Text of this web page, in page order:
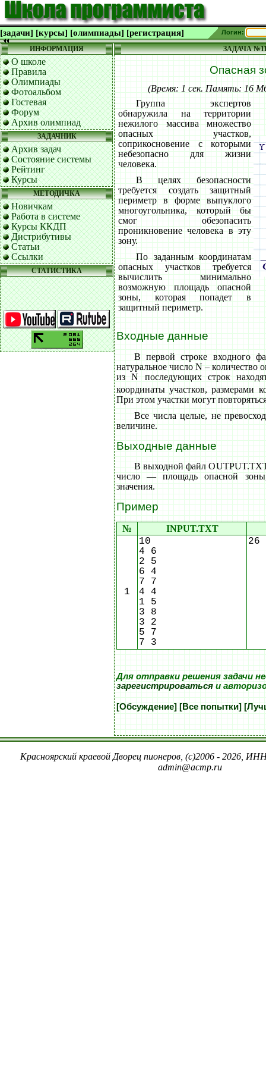
[задачи] [курсы] [олимпиады] [регистрация] Логин:
ИНФОРМАЦИЯ
О школе
Правила
Олимпиады
Фотоальбом
Гостевая
Форум
Архив олимпиад
ЗАДАЧНИК
Архив задач
Состояние системы
Рейтинг
Курсы
МЕТОДИЧКА
Новичкам
Работа в системе
Курсы ККДП
Дистрибутивы
Статьи
Ссылки
СТАТИСТИКА
ЗАДАЧА
Опасная
(Время: 1 сек. Память: 16
Группа экспертов
обнаружила на территории
нежилого массива множество
опасных участков,
соприкосновение с которыми
небезопасно для жизни
человека.
В целях безопасности
требуется создать защитный
периметр в форме выпуклого
многоугольника, который бы
смог обезопасить
проникновение человека в эту
зону.
По заданным координатам
опасных участков требуется
вычислить минимально
возможную площадь опасной
зоны, которая попадет в
защитный периметр.
Входные данные
В первой строке входного
натуральное число N – количество
из N последующих строк
координаты участков, размерами
При этом участки могут
Все числа целые, не
величине.
Выходные данные
В выходной файл
число — площадь опасной
значения.
Пример
№ INPUT.TXT
1
10
4 6
2 5
6 4
7 7
4 4
1 5
3 8
3 2
5 7
7 3
26
Для отправки решения задачи
зарегистрироватьсяи
[Обсуждение] [Все попытки]
Красноярский краевой Дворец пионеров, (c)2006 - 2026,
admin@acmp.ru